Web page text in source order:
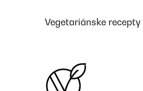
Vegetariánske recepty